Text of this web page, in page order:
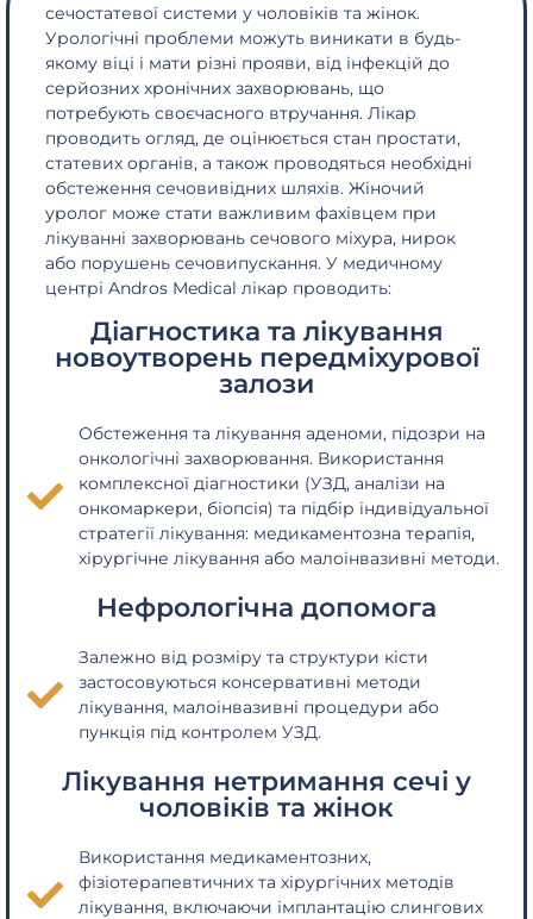
Діагностика та лікування
новоутворень передміхурової
залози
Обстеження та лікування аденоми, підозри на
онкологічні захворювання. Використання
комплексної діагностики (УЗД, аналізи на
онкомаркери, біопсія) та підбір індивідуальної
стратегії лікування: медикаментозна терапія,
хірургічне лікування або малоінвазивні методи.
Нефрологічна допомога
Залежно від розміру та структури кісти
застосовуються консервативні методи
лікування, малоінвазивні процедури або
пункція під контролем УЗД.
Лікування нетримання сечі у
чоловіків та жінок
Використання медикаментозних,
фізіотерапевтичних та хірургічних методів
лікування, включаючи імплантацію слингових
сечостатевої системи у чоловіків та жінок.
Урологічні проблеми можуть виникати в будь-
якому віці і мати різні прояви, від інфекцій до
серйозних хронічних захворювань, що
потребують своєчасного втручання. Лікар
проводить огляд, де оцінюється стан простати,
статевих органів, а також проводяться необхідні
обстеження сечовивідних шляхів. Жіночий
уролог може стати важливим фахівцем при
лікуванні захворювань сечового міхура, нирок
або порушень сечовипускання. У медичному
центрі Andros Medical лікар проводить: